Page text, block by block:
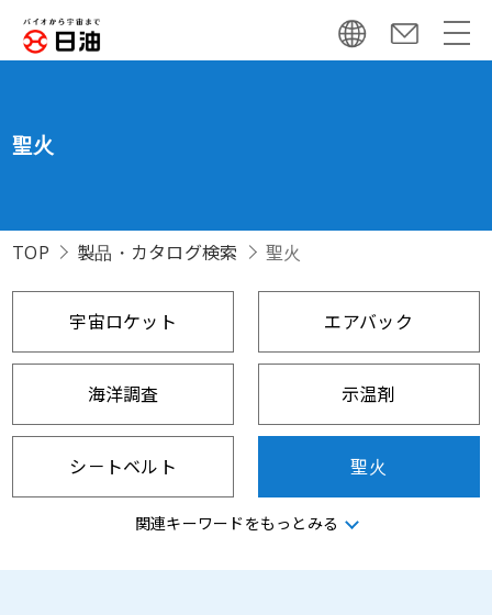
聖火
TOP 製品・カタログ検索 聖火
宇宙ロケット エアバック
海洋調査 示温剤
シ－トベルト 聖火
関連キーワードをもっとみる